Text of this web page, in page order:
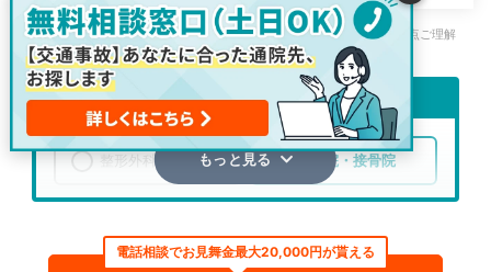
※評判はご利用者様のご利用当時の主観的なご意見・ご感想です。その点ご理解
の上、一つの参考としてご活用ください。
通院先を再検索
整形外科 整骨院・接骨院
もっと見る
電話相談でお見舞金最大20,000円が貰える